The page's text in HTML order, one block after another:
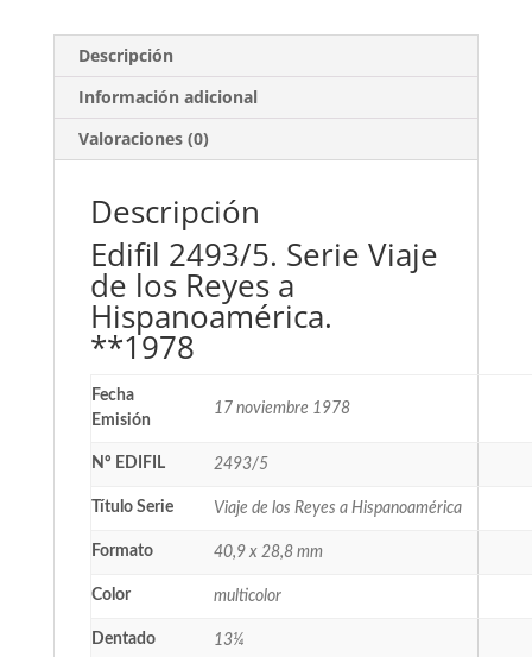
Descripción
Información adicional
Valoraciones (0)
Descripción
Edifil 2493/5. Serie Viaje
de los Reyes a
Hispanoamérica.
**1978
Fecha
Emisión
17 noviembre 1978
Nº EDIFIL 2493/5
Título Serie Viaje de los Reyes a Hispanoamérica
Formato 40,9 x 28,8 mm
Color multicolor
Dentado 13¼